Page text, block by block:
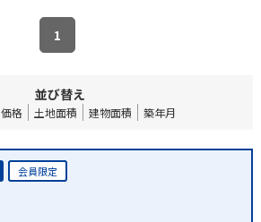
1
並び替え
価格 土地面積 建物面積 築年月
会員限定